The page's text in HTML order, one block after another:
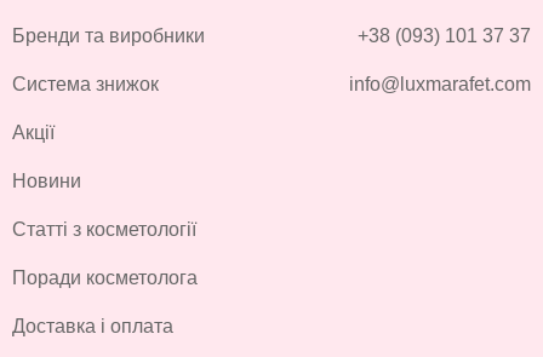
Бренди та виробники
Система знижок
Акції
Новини
Статті з косметології
Поради косметолога
Доставка і оплата
+38 (093) 101 37 37
info@luxmarafet.com